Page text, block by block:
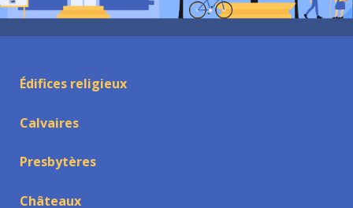
Édifices religieux
Calvaires
Presbytères
Châteaux